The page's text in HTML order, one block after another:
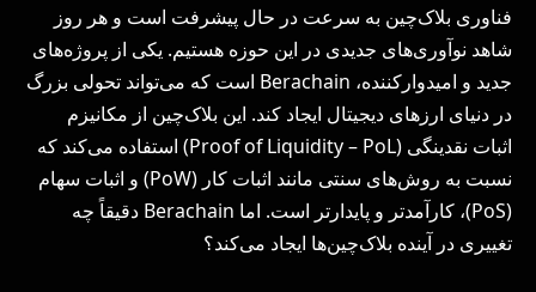
فناوری بلاک‌چین به سرعت در حال پیشرفت است و هر روز
شاهد نوآوری‌های جدیدی در این حوزه هستیم. یکی از پروژه‌های
جدید و امیدوارکننده، Berachain است که می‌تواند تحولی بزرگ
در دنیای ارزهای دیجیتال ایجاد کند. این بلاک‌چین از مکانیزم
اثبات نقدینگی (Proof of Liquidity – PoL) استفاده می‌کند که
نسبت به روش‌های سنتی مانند اثبات کار (PoW) و اثبات سهام
(PoS)، کارآمدتر و پایدارتر است. اما Berachain دقیقاً چه
تغییری در آینده بلاک‌چین‌ها ایجاد می‌کند؟